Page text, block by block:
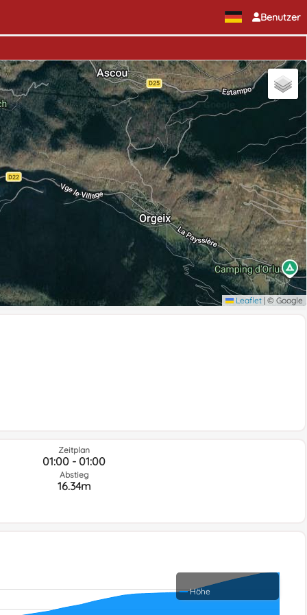
Benutzer
Leaflet | © Google
Zeitplan
01:00 - 01:00
Abstieg
16.34m
Höhe